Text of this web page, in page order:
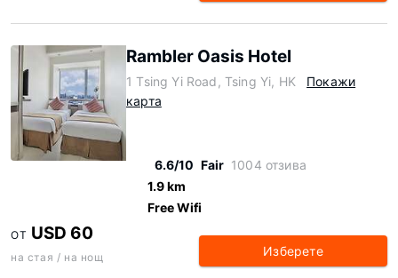
Rambler Oasis Hotel
1 Tsing Yi Road, Tsing Yi, HK
Покажи
карта
6.6/10 Fair 1004 отзива
1.9 km
Free Wifi
ОТ USD 60
на стая / на нощ Изберете